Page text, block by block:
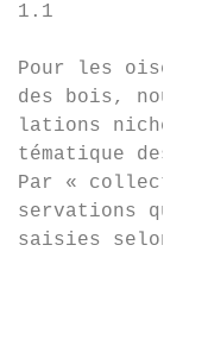
1.1
Pour les
des bois, nous
lations
tématique des
Par « collecte
servations qui
selon